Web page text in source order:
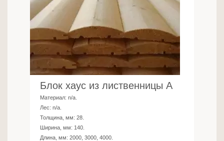
Блок хаус из лиственницы A
Материал: n/a
Лес: n/a
Толщина, мм: 28
Ширина, мм: 140
Длина, мм: 2000, 3000, 4000